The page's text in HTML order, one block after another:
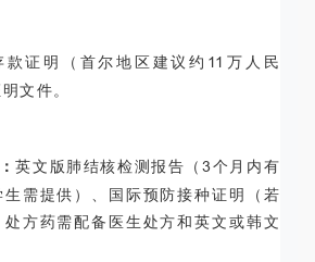
款证明（首尔地区建议约 11 万人民
文件。
英文版肺结核检测报告（3个月内有
需提供）、国际预防接种证明（若
方药需配备医生处方和英文或韩文